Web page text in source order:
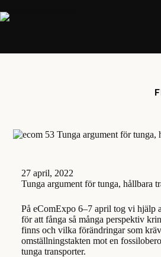
till
27 april, 2022
Tunga argument för tunga, hållbara
På eComExpo 6–7 april tog vi hjälp
för att fånga så många perspektiv
finns och vilka förändringar som
omställningstakten mot en
tunga transporter.